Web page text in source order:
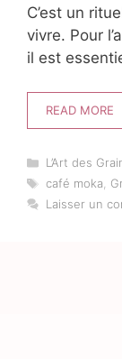
C’est un
vivre. Pour
il est
READ MORE
Catégories
L’Art des
Étiquettes
café moka
Laisser un